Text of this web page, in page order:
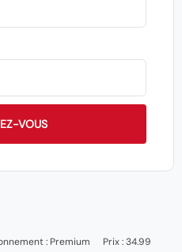
VOUS
: Premium Prix : 34.99